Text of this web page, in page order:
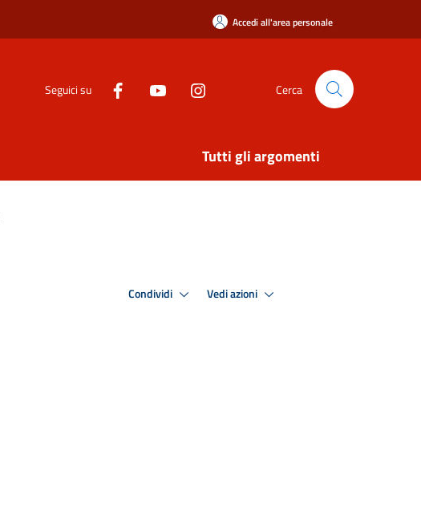
Accedi all'area personale
Seguici su Cerca
Tutti gli argomenti
Condividi Vedi azioni